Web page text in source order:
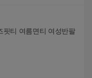
핏티 여름면티 여성반팔